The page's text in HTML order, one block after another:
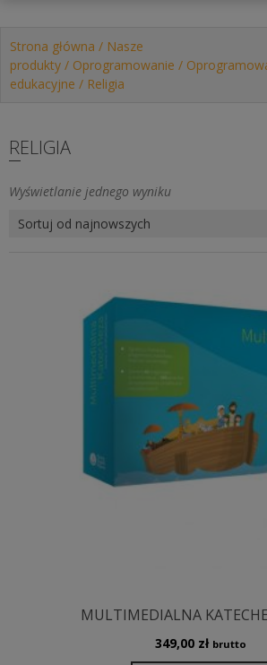
Strona główna / Nasze
produkty / Oprogramowanie /
edukacyjne / Religia
RELIGIA
Wyświetlanie jednego wyniku
MULTIMEDIALNA
349,00 zł brutto